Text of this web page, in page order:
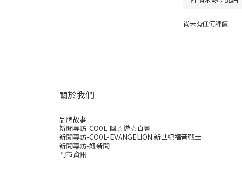
尚未有任何評價
關於我們
品牌故事
新聞專訪-COOL-幽☆遊☆白書
新聞專訪-COOL-EVANGELION 新世紀福音戰士
新聞專訪-妞新聞
門市資訊